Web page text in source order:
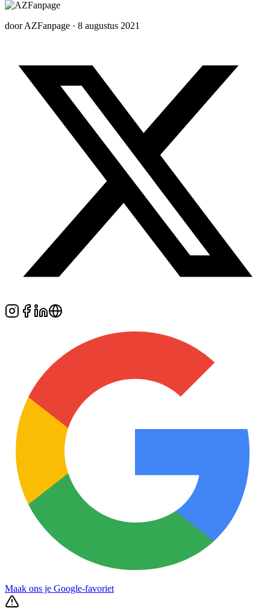
door AZFanpage · 8 augustus 2021
Maak ons je Google-favoriet